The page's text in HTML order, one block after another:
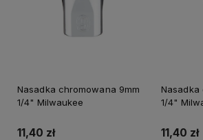
Nasadka chromowana 9mm
1/4" Milwaukee
11,40 zł
Nasadka
1/4"
11,40 zł